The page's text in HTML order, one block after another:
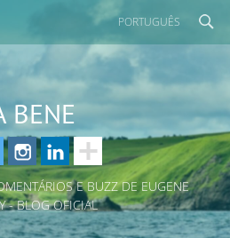
PORTUGUÊS
BENE
E BUZZ DE EUGENE
- BLOG OFICIAL